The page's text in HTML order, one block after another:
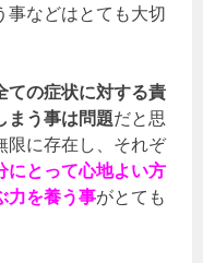
事などはとても大切
ての症状に対する責
まう事は問題だと思
限に存在し、それぞ
にとって心地よい方
力を養う事がとても